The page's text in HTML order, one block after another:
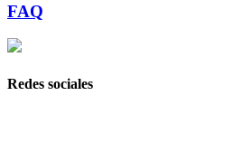
FAQ
Redes sociales